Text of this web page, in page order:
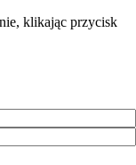
klikając przycisk